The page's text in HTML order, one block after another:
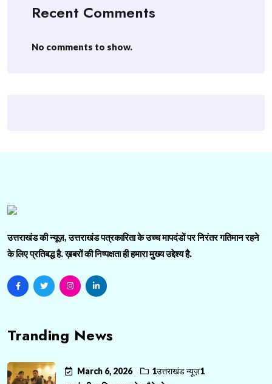
Recent Comments
No comments to show.
उत्तराखंड की न्यूज़, उत्तराखंड पत्रकारिता के उच्च मापदंडों पर निरंतर गतिमान रहने
के लिए प्रतिबद्ध है. ख़बरों की निष्पक्षता ही हमारा मुख्य उद्देश्य है.
Tranding News
March 6, 2026 1उत्तराखंड न्यूज़1